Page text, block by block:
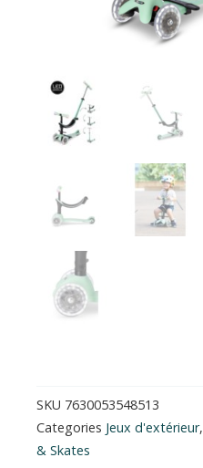
SKU 7630053548513
Categories Jeux d'extérieur,
& Skates